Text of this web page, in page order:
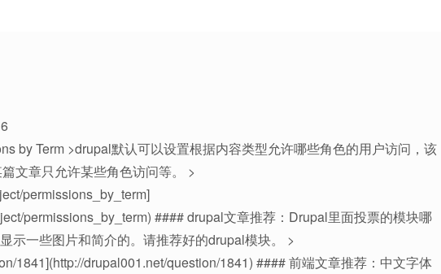
by Term >drupal默认可以设置根据内容类型允许哪些角色的用户访问，该
文章只允许某些角色访问等。 >
permissions_by_term]
permissions_by_term) #### drupal文章推荐：Drupal里面投票的模块哪
示一些图片和简介的。请推荐好的drupal模块。 >
1841](http://drupal001.net/question/1841) #### 前端文章推荐：中文字体